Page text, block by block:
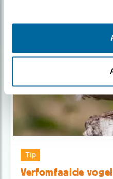
Tip
Verfomfaaide